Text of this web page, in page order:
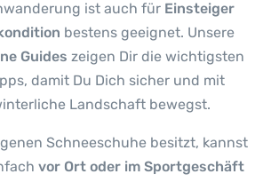
ist auch für Einsteiger
bestens geeignet. Unsere
Guides zeigen Dir die wichtigsten
damit Du Dich sicher und mit
Landschaft bewegst.
Schneeschuhe besitzt, kannst
vor Ort oder im Sportgeschäft